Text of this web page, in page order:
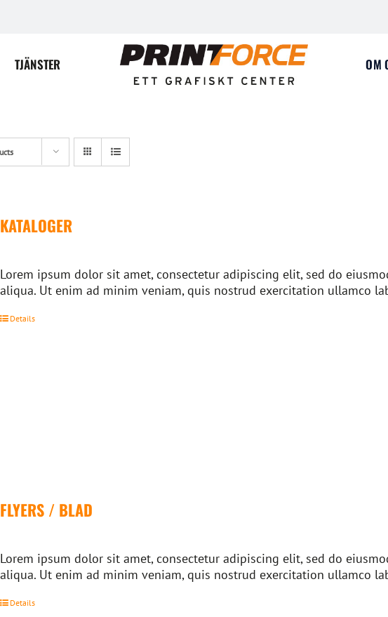
TJÄNSTER OM
KATALOGER
Lorem ipsum dolor sit amet, consectetur adipiscing elit, sed do
aliqua. Ut enim ad minim veniam, quis nostrud exercitation ullamco
Details
FLYERS / BLAD
Lorem ipsum dolor sit amet, consectetur adipiscing elit, sed do
aliqua. Ut enim ad minim veniam, quis nostrud exercitation ullamco
Details